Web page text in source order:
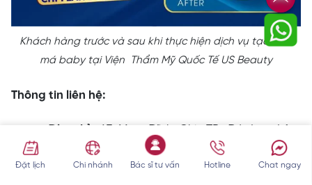
Khách hàng trước và sau khi thực hiện dịch vụ tạo hình
má baby tại Viện Thẩm Mỹ Quốc Tế US Beauty
Thông tin liên hệ:
Địa chỉ : A7 Mạc Đĩnh Chi, TP. Đà Lạt, Lâm
Đặt lịch Chi nhánh Bác sĩ tư vấn Hotline Chat ngay